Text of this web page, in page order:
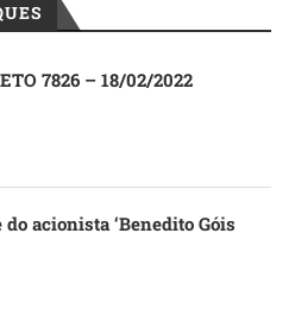
7826 – 18/02/2022
acionista ‘Benedito Góis